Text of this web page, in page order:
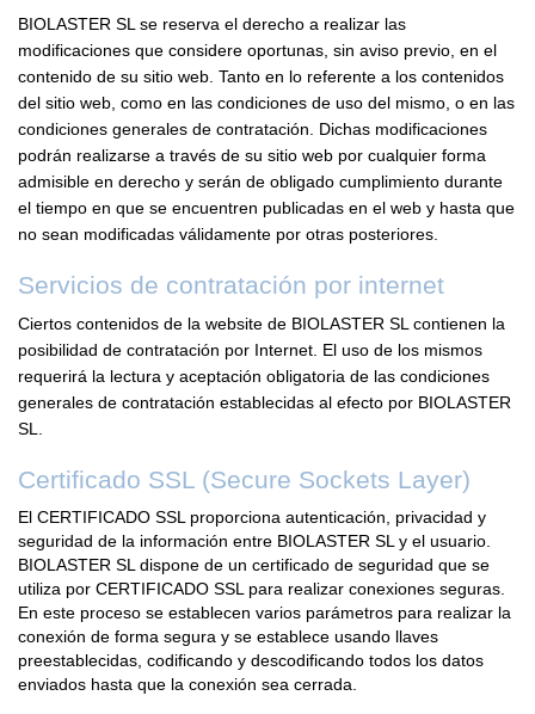
BIOLASTER SL se reserva el derecho a realizar las
modificaciones que considere oportunas, sin aviso previo, en el
contenido de su sitio web. Tanto en lo referente a los contenidos
del sitio web, como en las condiciones de uso del mismo, o en las
condiciones generales de contratación. Dichas modificaciones
podrán realizarse a través de su sitio web por cualquier forma
admisible en derecho y serán de obligado cumplimiento durante
el tiempo en que se encuentren publicadas en el web y hasta que
no sean modificadas válidamente por otras posteriores.
Servicios de contratación por internet
Ciertos contenidos de la website de BIOLASTER SL contienen la
posibilidad de contratación por Internet. El uso de los mismos
requerirá la lectura y aceptación obligatoria de las condiciones
generales de contratación establecidas al efecto por BIOLASTER
SL.
Certificado SSL (Secure Sockets Layer)
El CERTIFICADO SSL proporciona autenticación, privacidad y
seguridad de la información entre BIOLASTER SL y el usuario.
BIOLASTER SL dispone de un certificado de seguridad que se
utiliza por CERTIFICADO SSL para realizar conexiones seguras.
En este proceso se establecen varios parámetros para realizar la
conexión de forma segura y se establece usando llaves
preestablecidas, codificando y descodificando todos los datos
enviados hasta que la conexión sea cerrada.